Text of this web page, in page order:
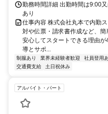
勤務時間詳細 出勤時間は9:00
あり
仕事内容 株式会社丸本で内勤
対や伝票・請求書作成など、
安心してスタートできる理由
導とサポ...
制服あり 業界未経験者歓迎 社員登用
交通費支給
土日祝休み
アルバイト・パート